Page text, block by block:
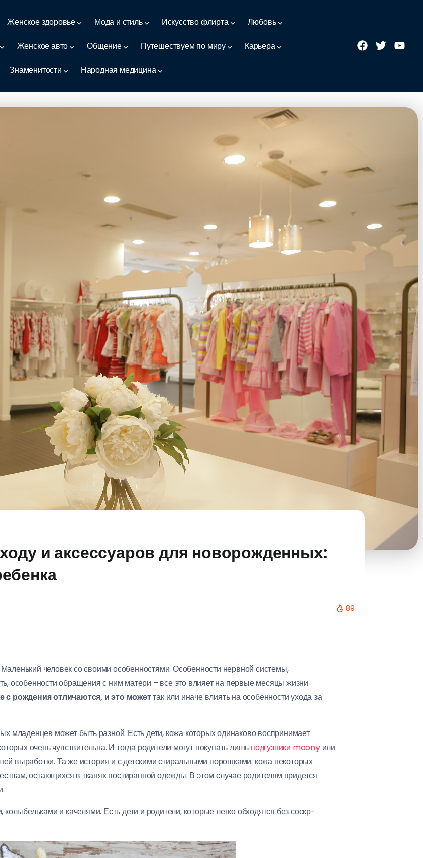
Женское здоровье Мода и стиль Искусство флирта Любовь
Женское авто Общение Путешествуем по миру Карьера
Знаменитости Народная медицина
и аксессуаров для новорожденных:
89
человек со своими особенностями. Особенности нервной системы,
особенности обращения с ним матери – все это влияет на первые месяцы жизни
с рождения отличаются, и это можеттак или иначе влиять на особенности ухода за
младенцев может быть разной. Есть дети, кожа которых одинаково воспринимает
очень чувствительна. И тогда родители могут покупать лишь подгузники moonyили
выработки. Та же история и с детскими стиральными порошками: кожа некоторых
остающихся в тканях постиранной одежды. В этом случае родителям придется
и качелями. Есть дети и родители, которые легко обходятся без соскр-